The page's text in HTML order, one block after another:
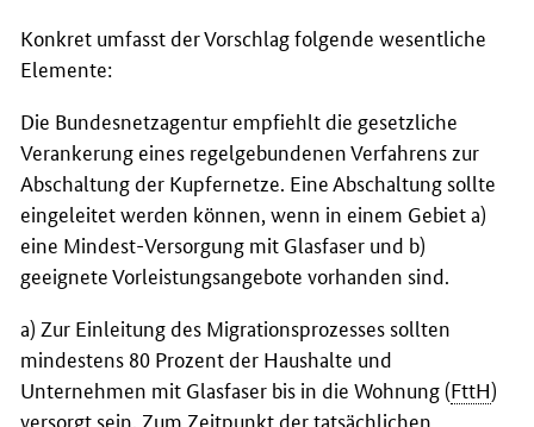
Konkret umfasst der Vorschlag folgende wesentliche
Elemente:
Die Bundesnetzagentur empfiehlt die gesetzliche
Verankerung eines regelgebundenen Verfahrens zur
Abschaltung der Kupfernetze. Eine Abschaltung sollte
eingeleitet werden können, wenn in einem Gebiet a)
eine Mindest-Versorgung mit Glasfaser und b)
geeignete Vorleistungsangebote vorhanden sind.
a) Zur Einleitung des Migrationsprozesses sollten
mindestens 80 Prozent der Haushalte und
Unternehmen mit Glasfaser bis in die Wohnung (FttH)
versorgt sein. Zum Zeitpunkt der tatsächlichen